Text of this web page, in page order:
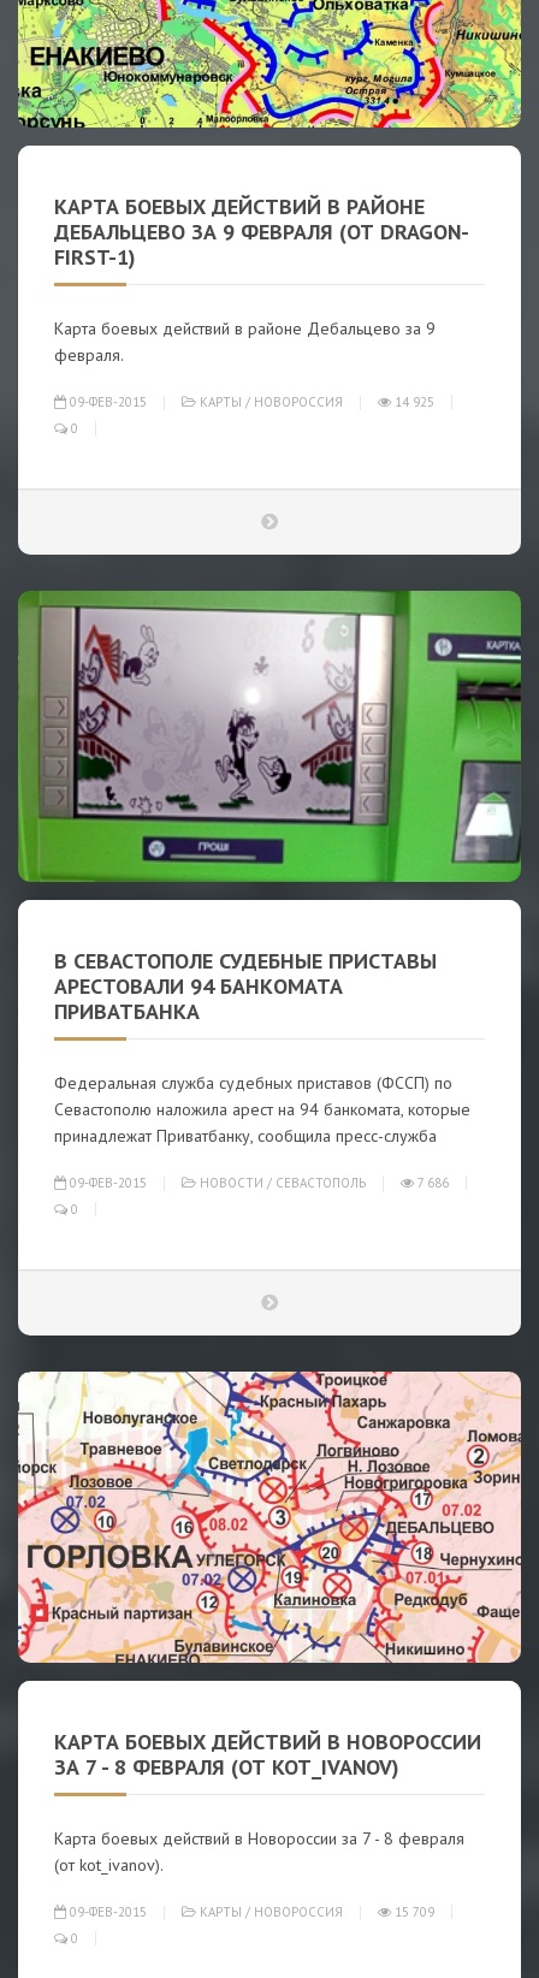
КАРТА БОЕВЫХ ДЕЙСТВИЙ В РАЙОНЕ
ДЕБАЛЬЦЕВО ЗА 9 ФЕВРАЛЯ (ОТ DRAGON-
FIRST-1)
Карта боевых действий в районе Дебальцево за 9
февраля.
09-ФЕВ-2015 КАРТЫ / НОВОРОССИЯ
14 925
0
В СЕВАСТОПОЛЕ СУДЕБНЫЕ ПРИСТАВЫ
АРЕСТОВАЛИ 94 БАНКОМАТА
ПРИВАТБАНКА
Федеральная служба судебных приставов (ФССП) по
Севастополю наложила арест на 94 банкомата, которые
принадлежат Приватбанку, сообщила пресс-служба
09-ФЕВ-2015 НОВОСТИ / СЕВАСТОПОЛЬ
7 686
0
КАРТА БОЕВЫХ ДЕЙСТВИЙ В НОВОРОССИИ
ЗА 7 - 8 ФЕВРАЛЯ (ОТ KOT_IVANOV)
Карта боевых действий в Новороссии за 7 - 8 февраля
(от kot_ivanov).
09-ФЕВ-2015 КАРТЫ / НОВОРОССИЯ
15 709
0